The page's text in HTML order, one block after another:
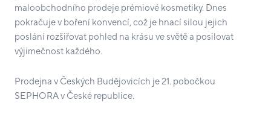
maloobchodního prodeje prémiové kosmetiky. Dnes
pokračuje v boření konvencí, což je hnací silou jejich
poslání rozšiřovat pohled na krásu ve světě a posilovat
výjimečnost každého.
Prodejna v Českých Budějovicích je 21. pobočkou
SEPHORA v České republice.